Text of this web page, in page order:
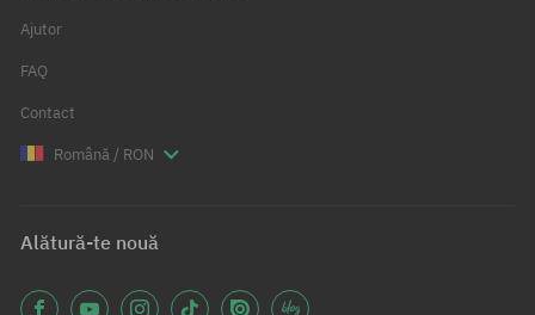
Ajutor
FAQ
Contact
Română / RON
Alătură-te nouă